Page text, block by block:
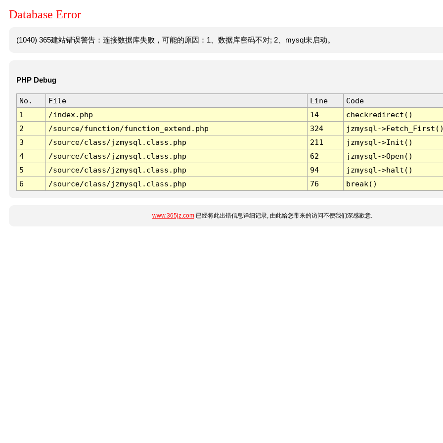
Database Error
(1040) 365建站错误警告：连接数据库失败，可能的原因：1、数据库密码不对; 2、mysql未启动。
PHP Debug
No. File Line
Code
1
/index.php 14
checkredirect()
2
/source/function/function_extend.php 324
jzmysql-
3
/source/class/jzmysql.class.php 211
jzmysql->Init()
4
/source/class/jzmysql.class.php 62
jzmysql->Open()
5
/source/class/jzmysql.class.php 94
jzmysql->halt()
6
/source/class/jzmysql.class.php 76 break()
www.365jz.com已经将此出错信息详细记录, 由此给您带来的访问不便我们深感歉意.